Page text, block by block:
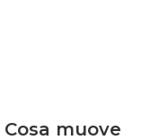
Cosa muove